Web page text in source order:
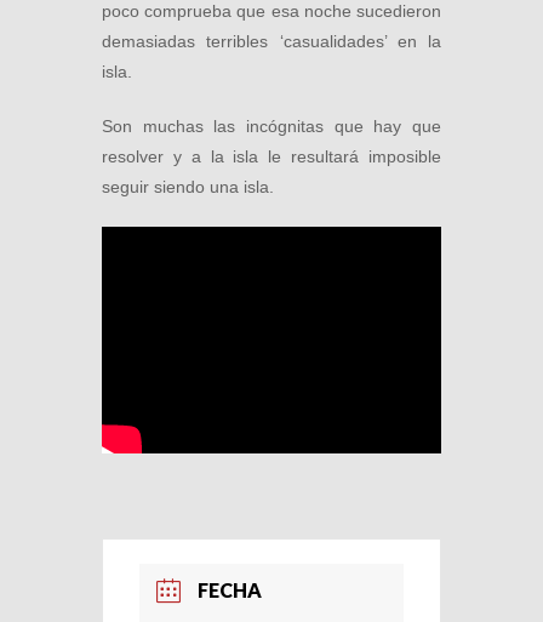
poco comprueba que esa noche sucedieron
demasiadas terribles ‘casualidades’ en la
isla.
Son muchas las incógnitas que hay que
resolver y a la isla le resultará imposible
seguir siendo una isla.
FECHA